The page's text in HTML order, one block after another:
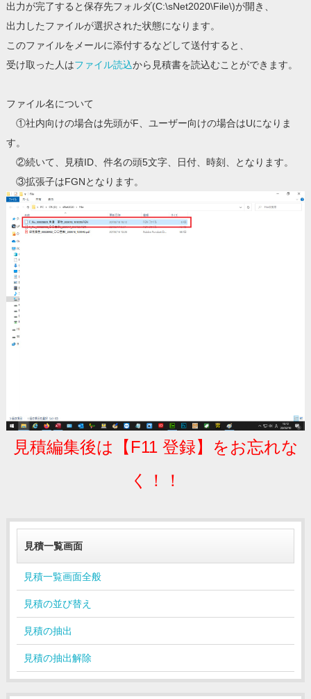
出力が完了すると保存先フォルダ(C:\sNet2020\File\)が開き、
出力したファイルが選択された状態になります。
このファイルをメールに添付するなどして送付すると、
受け取った人はファイル読込から見積書を読込むことができます。
ファイル名について
①社内向けの場合は先頭がF、ユーザー向けの場合はUになりま
す。
②続いて、見積ID、件名の頭5文字、日付、時刻、となります。
③拡張子はFGNとなります。
見積編集後は【F11 登録】をお忘れな
く！！
見積一覧画面
見積一覧画面全般
見積の並び替え
見積の抽出
見積の抽出解除